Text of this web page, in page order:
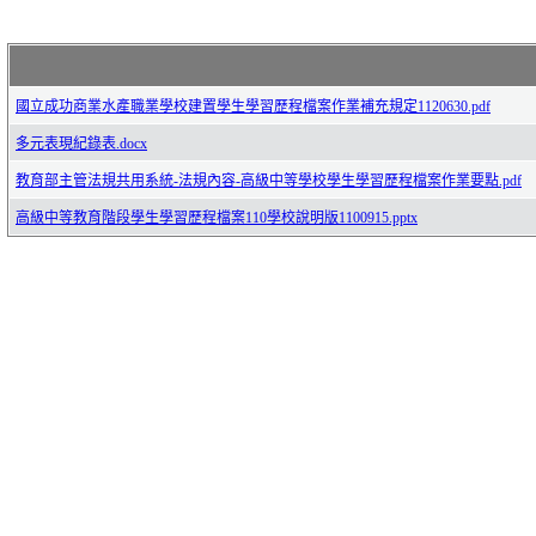
國立成功商業水產職業學校建置學生學習歷程檔案作業補充規定1120630.pdf
多元表現紀錄表.docx
教育部主管法規共用系統-法規內容-高級中等學校學生學習歷程檔案作業要點.pdf
高級中等教育階段學生學習歷程檔案110學校說明版1100915.pptx